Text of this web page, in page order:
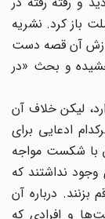
باز کرد. نشریه
آن قصه دست
و بحث «در
لیکن خلاف آن
ادعایی برای
با شکست مواجه
نداشتند که
درباره آن
و افرادی که